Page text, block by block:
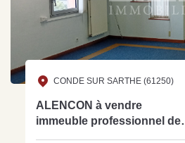
CONDE SUR SARTHE (61250)
ALENCON à vendre
immeuble professionnel de